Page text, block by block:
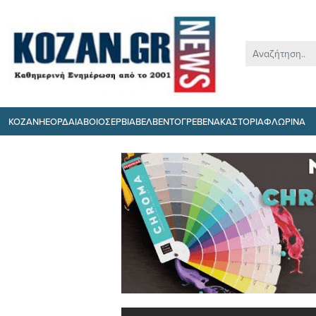
ΚΟΖΑΝΗΕΟΡΔΑΙΑΒΟΙΟΣΕΡΒΙΑΒΕΛΒΕΝΤΟΓΡΕΒΕΝΑΚΑΣΤΟΡΙΑΦΛΩΡΙΝΑ